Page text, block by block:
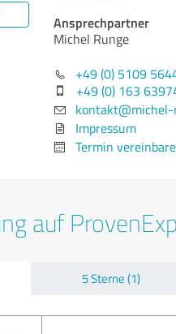
Ansprechpartner
Michel Runge
+49 (0) 5109
+49 (0) 163
kontakt@michel-
Impressum
Termin
auf
5 Sterne (1)